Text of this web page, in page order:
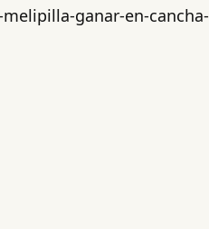
ganar-en-cancha-